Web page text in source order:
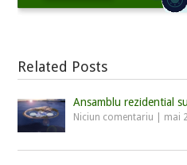
Related Posts
Ansamblu rezidential
Niciun comentariu mai